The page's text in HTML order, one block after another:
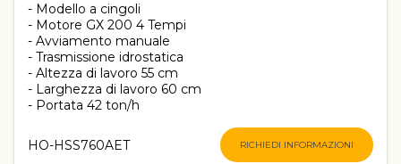
- Modello a cingoli
- Motore GX 200 4 Tempi
- Avviamento manuale
- Trasmissione idrostatica
- Altezza di lavoro 55 cm
- Larghezza di lavoro 60 cm
- Portata 42 ton/h
HO-HSS760AET RICHIEDI INFORMAZIONI